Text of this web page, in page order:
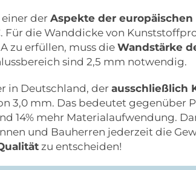
der Aspekte der europäischen
Für die Wanddicke von
zu erfüllen, muss die Wandstärke
sind 2,5 mm notwendig.
in Deutschland, der ausschließlich
3,0 mm. Das bedeutet gegenüber
14% mehr Materialaufwendung.
und Bauherren jederzeit die
zu entscheiden!